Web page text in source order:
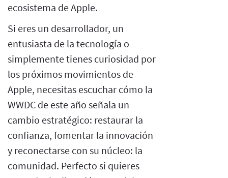
ecosistema de Apple.
Si eres un desarrollador, un
entusiasta de la tecnología o
simplemente tienes curiosidad por
los próximos movimientos de
Apple, necesitas escuchar cómo la
WWDC de este año señala un
cambio estratégico: restaurar la
confianza, fomentar la innovación
y reconectarse con su núcleo: la
comunidad. Perfecto si quieres